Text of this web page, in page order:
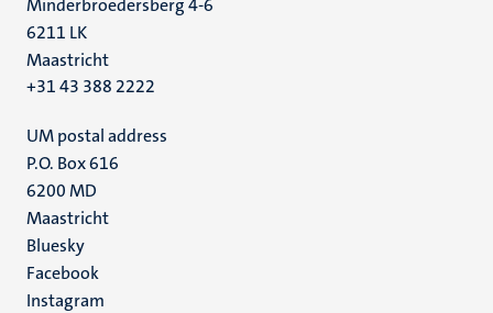
Minderbroedersberg 4-6
6211 LK
Maastricht
+31 43 388 2222
UM postal address
P.O. Box 616
6200 MD
Maastricht
Social
media
Bluesky
Facebook
Instagram